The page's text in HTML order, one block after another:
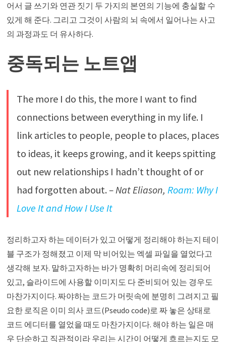
어서 글 쓰기와 연관 짓기 두 가지의 본연의 기능에 충실할 수
있게 해 준다. 그리고 그것이 사람의 뇌 속에서 일어나는 사고
의 과정과도 더 유사하다.
중독되는 노트앱
The more I do this, the more I want to find
connections between everything in my life. I
link articles to people, people to places, places
to ideas, it keeps growing, and it keeps spitting
out new relationships I hadn’t thought of or
had forgotten about.– Nat Eliason,Roam: Why I
Love It and How I Use It
정리하고자 하는 데이터가 있고 어떻게 정리해야 하는지 테이
블 구조가 정해졌고 이제 막 비어있는 엑셀 파일을 열었다고
생각해 보자. 말하고자하는 바가 명확히 머리속에 정리되어
있고, 슬라이드에 사용할 이미지도 다 준비되어 있는 경우도
마찬가지이다. 짜야하는 코드가 머릿속에 분명히 그려지고 필
요한 로직은 이미 의사 코드(Pseudo code)로 짜 놓은 상태로
코드 에디터를 열었을 때도 마찬가지이다. 해야 하는 일은 매
우 단순하고 직관적이라 우리는 시간이 어떻게 흐르는지도 모